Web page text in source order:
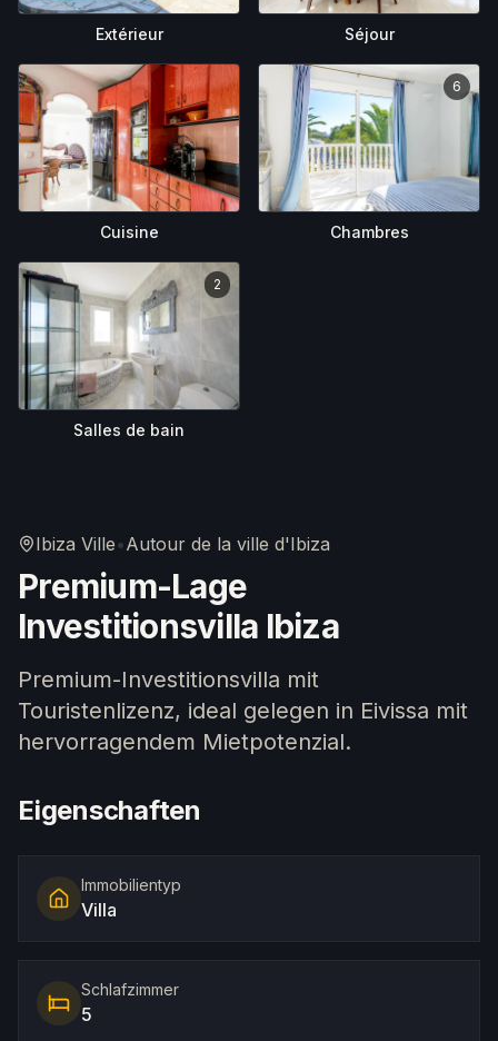
Extérieur Séjour
Cuisine
6
Chambres
2
Salles de bain
Ibiza Ville•Autour de la ville d'Ibiza
Premium-Lage
Investitionsvilla Ibiza
Premium-Investitionsvilla mit
Touristenlizenz, ideal gelegen in Eivissa mit
hervorragendem Mietpotenzial.
Eigenschaften
Immobilientyp
Villa
Schlafzimmer
5